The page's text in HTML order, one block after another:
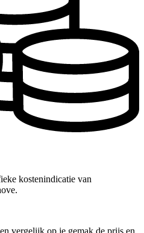
kostenindicatie van
vergelijk op je gemak de prijs en